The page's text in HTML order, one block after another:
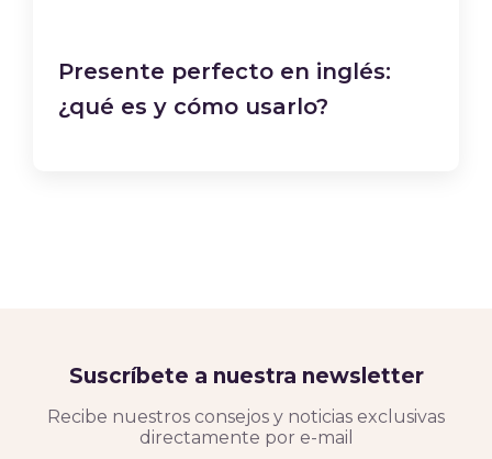
Presente perfecto en inglés:
¿qué es y cómo usarlo?
Suscríbete a nuestra newsletter
Recibe nuestros consejos y noticias exclusivas
directamente por e-mail